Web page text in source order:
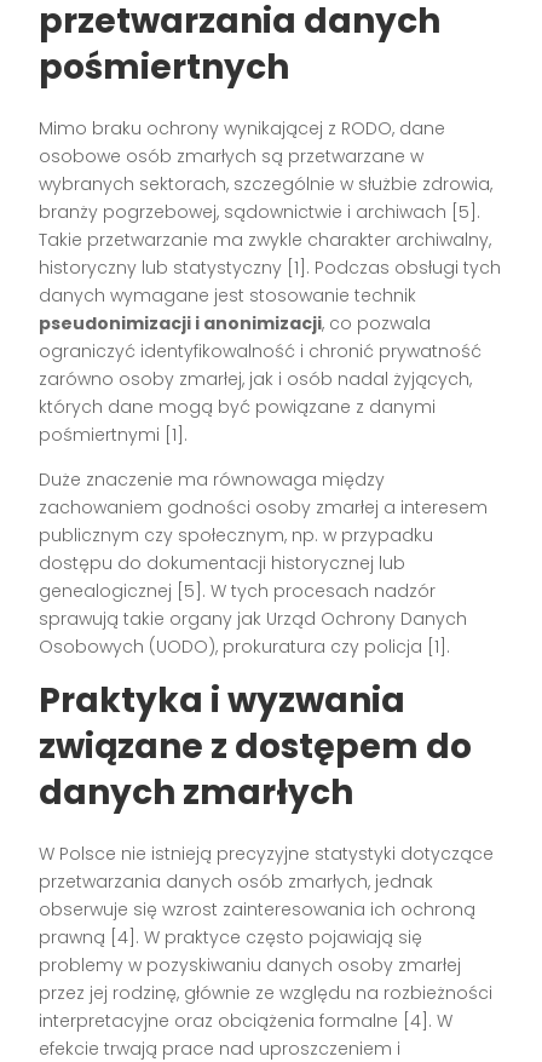
przetwarzania danych
pośmiertnych
Mimo braku ochrony wynikającej z RODO, dane
osobowe osób zmarłych są przetwarzane w
wybranych sektorach, szczególnie w służbie zdrowia,
branży pogrzebowej, sądownictwie i archiwach [5] .
Takie przetwarzanie ma zwykle charakter archiwalny,
historyczny lub statystyczny [1] . Podczas obsługi tych
danych wymagane jest stosowanie technik
pseudonimizacji i anonimizacji, co pozwala
ograniczyć identyfikowalność i chronić prywatność
zarówno osoby zmarłej, jak i osób nadal żyjących,
których dane mogą być powiązane z danymi
pośmiertnymi [1] .
Duże znaczenie ma równowaga między
zachowaniem godności osoby zmarłej a interesem
publicznym czy społecznym, np. w przypadku
dostępu do dokumentacji historycznej lub
genealogicznej [5] . W tych procesach nadzór
sprawują takie organy jak Urząd Ochrony Danych
Osobowych (UODO), prokuratura czy policja [1] .
Praktyka i wyzwania
związane z dostępem do
danych zmarłych
W Polsce nie istnieją precyzyjne statystyki dotyczące
przetwarzania danych osób zmarłych, jednak
obserwuje się wzrost zainteresowania ich ochroną
prawną [4] . W praktyce często pojawiają się
problemy w pozyskiwaniu danych osoby zmarłej
przez jej rodzinę, głównie ze względu na rozbieżności
interpretacyjne oraz obciążenia formalne [4] . W
efekcie trwają prace nad uproszczeniem i